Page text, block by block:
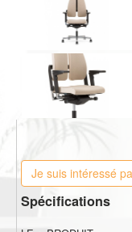
Je suis intéressé
Spécifications